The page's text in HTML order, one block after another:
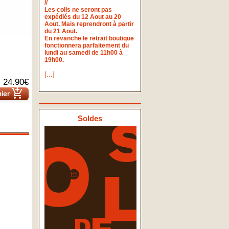
//
Les colis ne seront pas
expédiés du 12 Aout au 20
Aout. Mais reprendront à partir
du 21 Aout.
En revanche le retrait boutique
fonctionnera parfaitement du
lundi au samedi de 11h00 à
19h00.
[...]
Soldes
24.90€
add_shopping_cart